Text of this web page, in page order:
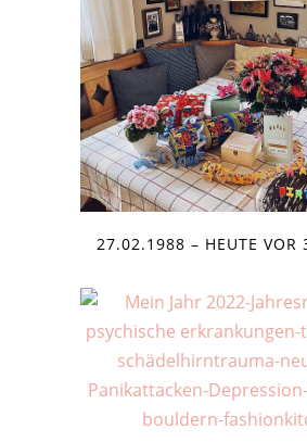
27.02.1988 – HEUTE VOR